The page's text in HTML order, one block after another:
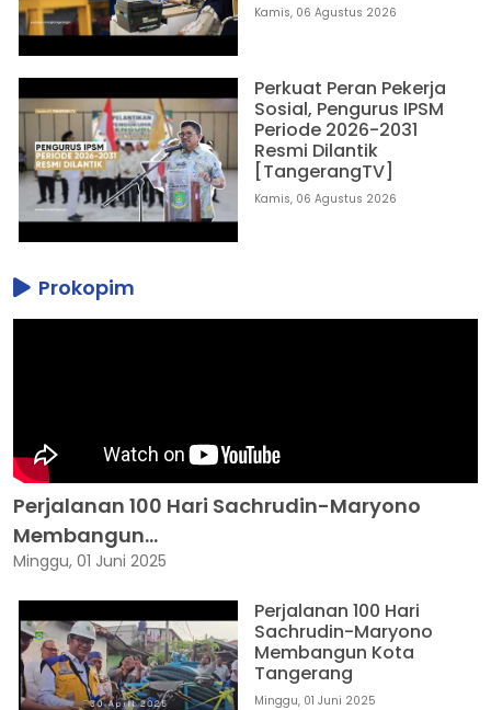
Kamis, 06 Agustus 2026
Perkuat Peran Pekerja
Sosial, Pengurus IPSM
Periode 2026-2031
Resmi Dilantik
[TangerangTV]
Kamis, 06 Agustus 2026
Prokopim
Perjalanan 100 Hari Sachrudin-Maryono
Membangun...
Minggu, 01 Juni 2025
Perjalanan 100 Hari
Sachrudin-Maryono
Membangun Kota
Tangerang
Minggu, 01 Juni 2025